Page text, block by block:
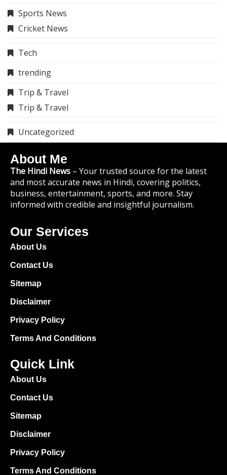
Sports News
Cricket News
Tech
trending
Trip & Travel
Trip & Travel
Uncategorized
About Me
The Hindi News – Your trusted source for the latest
and most accurate news in Hindi, covering politics,
business, entertainment, sports, and more. Stay
informed with credible and insightful journalism.
Our Services
About Us
Contact Us
Sitemap
Disclaimer
Privacy Policy
Terms And Conditions
Quick Link
About Us
Contact Us
Sitemap
Disclaimer
Privacy Policy
Terms And Conditions